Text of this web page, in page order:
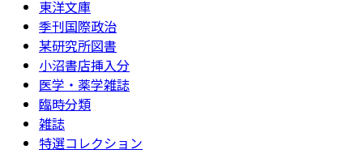
東洋文庫
季刊国際政治
某研究所図書
小沼書店挿入分
医学・薬学雑誌
臨時分類
雑誌
特選コレクション